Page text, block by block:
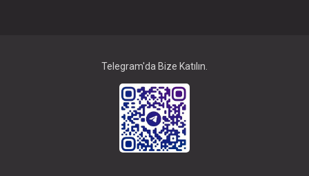
Telegram'da Bize Katılın.